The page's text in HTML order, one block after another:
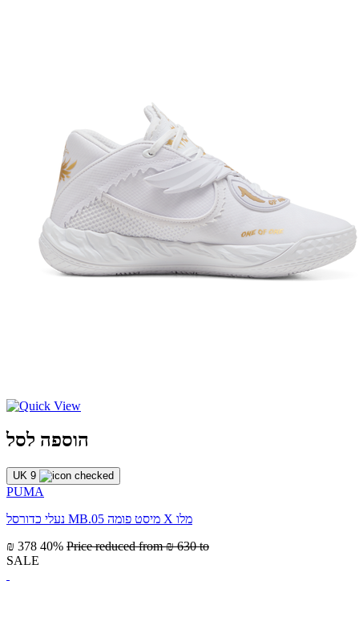
הוספה לסל
UK 9
PUMA
נעלי כדורסל MB.05 מיסט פומה X מלו
₪ 378 40% Price reduced from₪ 630 to
SALE